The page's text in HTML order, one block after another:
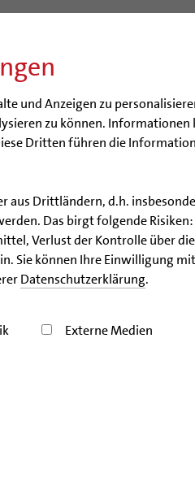
und Anzeigen zu
zu können.
Dritten führen die
aus Drittländern, d.h.
Das birgt folgende
Verlust der Kontrolle über
Sie können Ihre Einwilligung
Datenschutzerklärung.
Externe Medien
BISTUM
Bistumsjubiläum endet
In